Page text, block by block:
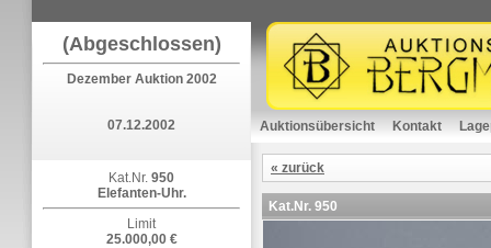
(Abgeschlossen)
Dezember Auktion 2002
07.12.2002
Kat.Nr. 950
Elefanten-Uhr.
Limit
25.000,00 €
Auktionsübersicht Kontakt
« zurück
Kat.Nr. 950